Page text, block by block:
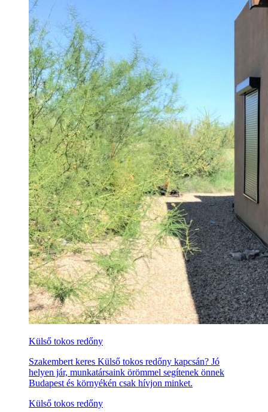
Külső tokos redőny
Szakembert keres Külső tokos redőny kapcsán? Jó
helyen jár, munkatársaink örömmel segítenek önnek
Budapest és környékén csak hívjon minket.
Külső tokos redőny